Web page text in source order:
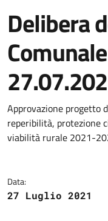
Delibera
Dettagli
Approvazione progetto
reperibilità, protezione
viabilità rurale 2021-
Data:
27 Luglio 2021